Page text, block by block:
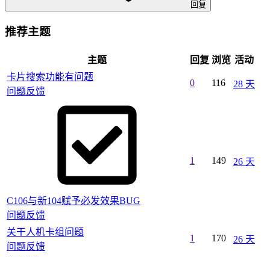
回复
推荐主题
主题 回复 浏览 活动
卡片搜索功能有问题
问题反馈
0 116 28 天
C106与新104赋予必发效果BUG
问题反馈
1 149 26 天
关干人机卡组问题
问题反馈
1 170 26 天